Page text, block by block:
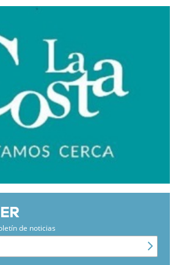
de noticias